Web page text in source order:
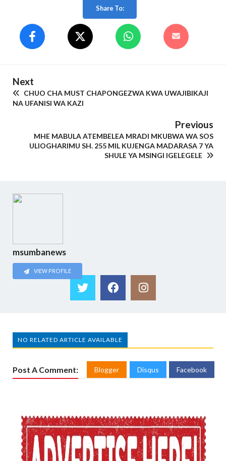
Share To:
Next
CHUO CHA MUST CHAPONGEZWA KWA UWAJIBIKAJI
NA UFANISI WA KAZI
Previous
MHE MABULA ATEMBELEA MRADI MKUBWA WA SOS
ULIOGHARIMU SH. 255 MIL KUJENGA MADARASA 7 YA
SHULE YA MSINGI IGELEGELE
msumbanews
VIEW PROFILE
NO RELATED ARTICLE AVAILABLE
Post A Comment: Blogger Disqus Facebook